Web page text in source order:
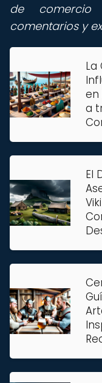
de comercio
comentarios y
La
en
a
El